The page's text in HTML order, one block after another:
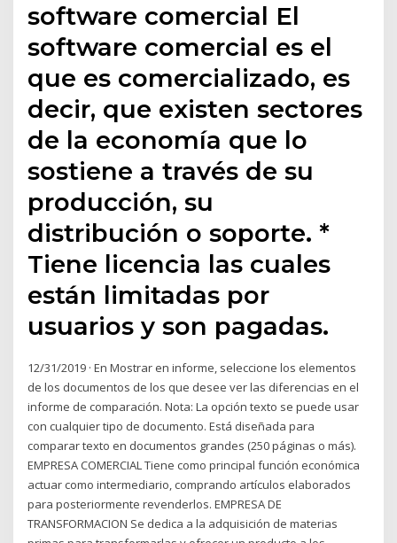
software comercial El
software comercial es el
que es comercializado, es
decir, que existen sectores
de la economía que lo
sostiene a través de su
producción, su
distribución o soporte. *
Tiene licencia las cuales
están limitadas por
usuarios y son pagadas.
12/31/2019 · En Mostrar en informe, seleccione los elementos
de los documentos de los que desee ver las diferencias en el
informe de comparación. Nota: La opción texto se puede usar
con cualquier tipo de documento. Está diseñada para
comparar texto en documentos grandes (250 páginas o más).
EMPRESA COMERCIAL Tiene como principal función económica
actuar como intermediario, comprando artículos elaborados
para posteriormente revenderlos. EMPRESA DE
TRANSFORMACION Se dedica a la adquisición de materias